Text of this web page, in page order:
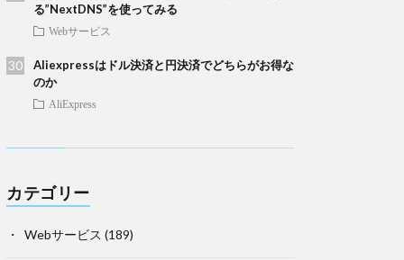
る”NextDNS”を使ってみる
Webサービス
Aliexpressはドル決済と円決済でどちらがお得な
のか
AliExpress
カテゴリー
Webサービス (189)